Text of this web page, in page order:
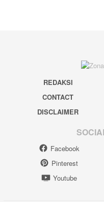
REDAKSI
CONTACT
DISCLAIMER
Facebook
Pinterest
Youtube